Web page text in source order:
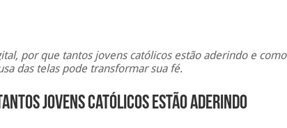
por que tantos jovens católicos estão aderindo e como
das telas pode transformar sua fé.
jovens católicos estão aderindo